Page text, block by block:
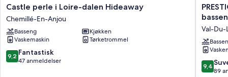
Castle
perle
Loire-
dalen
Hideaway
Chemillé-
Castle perle i Loire-dalen Hideaway
Chemillé-En-Anjou
Basseng
Kjøkken
Vaskemaskin
Tørketrommel
9.2
av
9,2 Fantastisk
47 anmeldelser
tennisk
Val-Du-
9.4
av
9,4
89